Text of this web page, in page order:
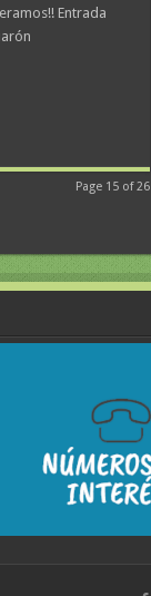
Entrada
Page 15 of 26